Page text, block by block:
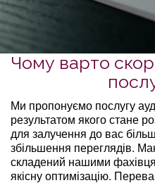
Чому варто
Ми пропонуємо послугу
результатом якого стане
для залучення до вас
збільшення переглядів.
складений нашими
якісну оптимізацію.